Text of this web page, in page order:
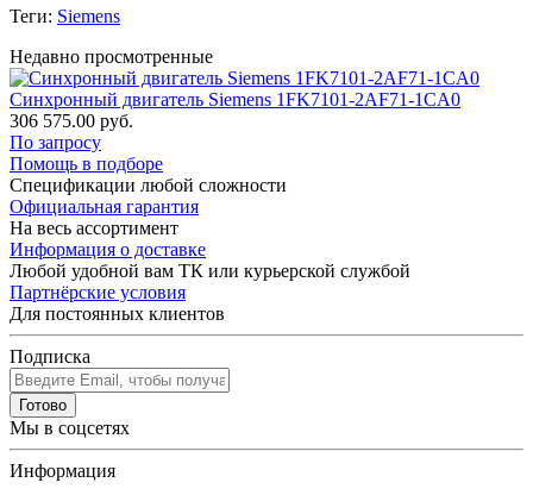
Теги: Siemens
Недавно просмотренные
Синхронный двигатель Siemens 1FK7101-2AF71-1CA0
306 575.00 руб.
По запросу
Помощь в подборе
Спецификации любой сложности
Официальная гарантия
На весь ассортимент
Информация о доставке
Любой удобной вам ТК или курьерской службой
Партнёрские условия
Для постоянных клиентов
Подписка
Готово
Мы в соцсетях
Информация